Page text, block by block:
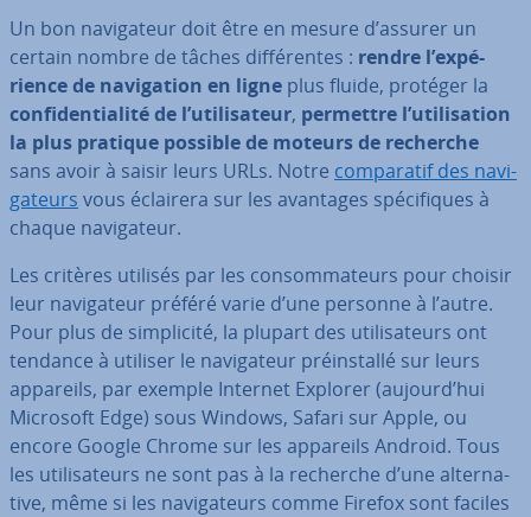
Un bon na­vi­ga­teur doit être en mesure d’assurer un
certain nombre de tâches dif­fé­rentes : rendre l’ex­pé­
rience de na­vi­ga­tion en ligne plus fluide, protéger la
con­fi­den­tia­lité de l’uti­li­sa­teur, permettre l’uti­li­sa­tion
la plus pratique possible de moteurs de recherche
sans avoir à saisir leurs URLs. Notre com­pa­ra­tif des na­vi­
ga­teurs vous éclairera sur les avantages spé­ci­fiques à
chaque na­vi­ga­teur.
Les critères utilisés par les con­som­ma­teurs pour choisir
leur na­vi­ga­teur préféré varie d’une personne à l’autre.
Pour plus de sim­pli­cité, la plupart des uti­li­sa­teurs ont
tendance à utiliser le na­vi­ga­teur préins­tallé sur leurs
appareils, par exemple Internet Explorer (aujourd’hui
Microsoft Edge) sous Windows, Safari sur Apple, ou
encore Google Chrome sur les appareils Android. Tous
les uti­li­sa­teurs ne sont pas à la recherche d’une al­ter­na­
tive, même si les na­vi­ga­teurs comme Firefox sont faciles